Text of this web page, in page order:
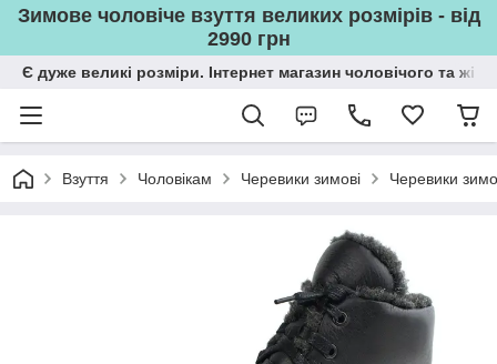
Зимове чоловіче взуття великих розмірів - від
2990 грн
Є дуже великі розміри. Інтернет магазин чоловічого та
Взуття Чоловікам Черевики зимові Черевики